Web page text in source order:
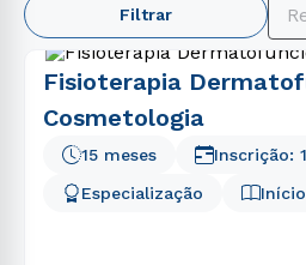
Filtrar
Fisioterapia
Cosmetologia
Especialização
15 meses
Inscrição:
2º
4º
5º